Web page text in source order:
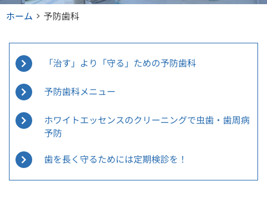
ホーム 予防歯科
「治す」より「守る」ための予防歯科
予防歯科メニュー
ホワイトエッセンスのクリーニングで虫歯・歯周病
予防
歯を長く守るためには定期検診を！